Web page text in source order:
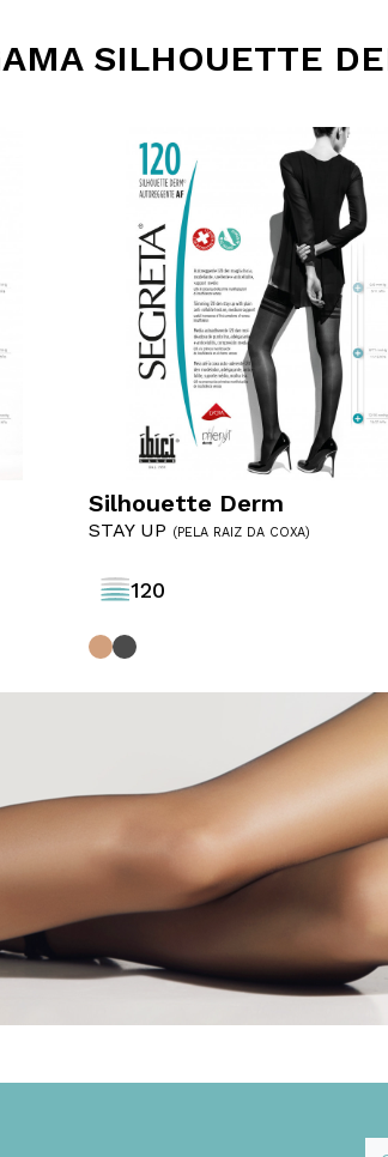
SILHOUETTE
Collants
Tamanhos
Silhouette Derm
STAY UP (PELA RAIZ DA COXA)
120